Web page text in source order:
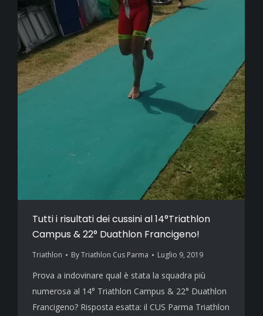
Tutti i risultati dei cussini al 14°Triathlon
Campus & 22° Duathlon Francigeno!
Triathlon ByTriathlon Cus Parma Luglio 9, 2019
Prova a indovinare qual è stata la squadra più
numerosa al 14° Triathlon Campus & 22° Duathlon
Francigeno? Risposta esatta: il CUS Parma Triathlon